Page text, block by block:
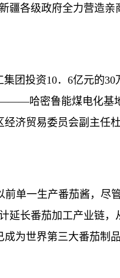
疆各级政府全力营造亲
投资10．6亿元的30
———哈密鲁能煤电化基
济贸易委员会副主任
单一生产番茄酱，尽
延长番茄加工产业链，
为世界第三大番茄制